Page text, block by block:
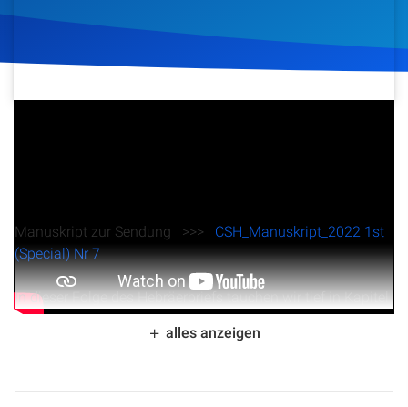
Manuskript zur Sendung >>> CSH_Manuskript_2022 1st
(Special) Nr 7
In dieser Folge des Hebräerbriefs tauchen wir tief in Kapitel
7 ein und beleuchten die Figur des Melchisedek.
Christopher Kramp erklärt, wie dieser geheimnisvolle König
alles anzeigen